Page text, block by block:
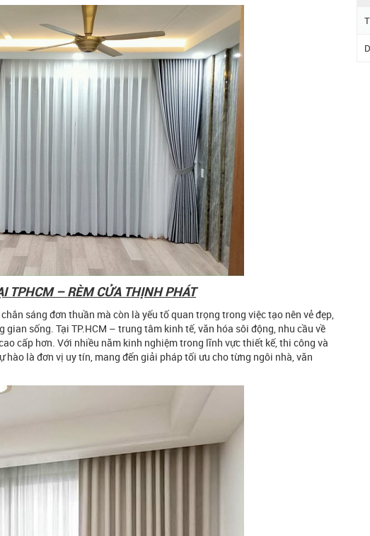
TPHCM – RÈM CỬA THỊNH PHÁT
sáng đơn thuần mà còn là yếu tố quan trọng trong việc tạo nên vẻ đẹp,
gian sống. Tại TP.HCM – trung tâm kinh tế, văn hóa sôi động, nhu cầu về
cấp hơn. Với nhiều năm kinh nghiệm trong lĩnh vực thiết kế, thi công và
hào là đơn vị uy tín, mang đến giải pháp tối ưu cho từng ngôi nhà, văn